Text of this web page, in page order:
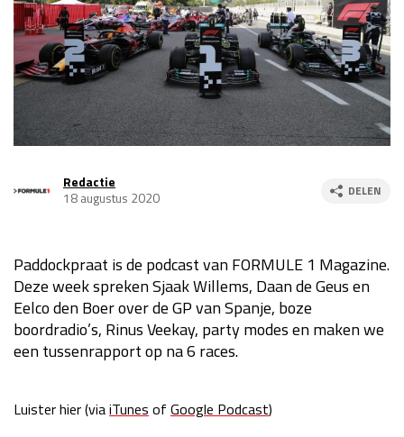
Race
za 13:00 - 15:00
GP VERENIGDE STATEN 2026 23 - 25 okt
Kwalificatie
Race
zo 21:00 - 23:00
GP MEXICO 2026 30 okt - 01 nov
Kwalificatie
Race
zo 18:00 - 20:00
Redactie
18 augustus 2020
DELEN
Paddockpraat is de podcast van FORMULE 1 Magazine.
Deze week spreken Sjaak Willems, Daan de Geus en
Eelco den Boer over de GP van Spanje, boze
boordradio’s, Rinus Veekay, party modes en maken we
een tussenrapport op na 6 races.
Luister hier (viaiTunes of Google Podcast)